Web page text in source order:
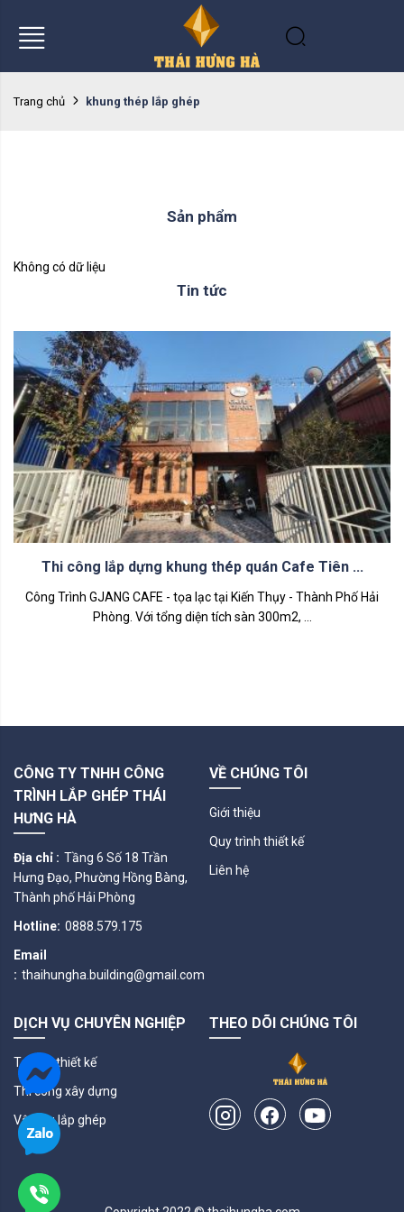
Trang chủ khung thép lắp ghép
Sản phẩm
Không có dữ liệu
Tin tức
Thi công lắp dựng khung thép quán Cafe Tiên ...
Công Trình GJANG CAFE - tọa lạc tại Kiến Thụy - Thành Phố Hải
Phòng. Với tổng diện tích sàn 300m2, ...
CÔNG TY TNHH CÔNG
TRÌNH LẮP GHÉP THÁI
HƯNG HÀ
Địa chỉ : Tầng 6 Số 18 Trần
Hưng Đạo, Phường Hồng Bàng,
Thành phố Hải Phòng
Hotline: 0888.579.175
Email
: thaihungha.building@gmail.com
VỀ CHÚNG TÔI
Giới thiệu
Quy trình thiết kế
Liên hệ
DỊCH VỤ CHUYÊN NGHIỆP
Tư vấn thiết kế
Thi công xây dựng
Vật liệu lắp ghép
THEO DÕI CHÚNG TÔI